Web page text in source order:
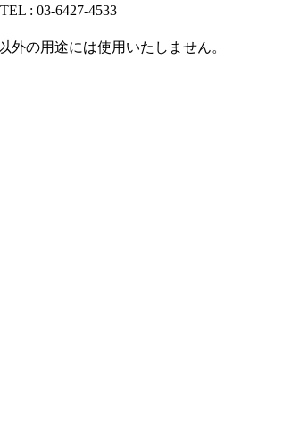
: 03-6427-4533
外の用途には使用いたしません。